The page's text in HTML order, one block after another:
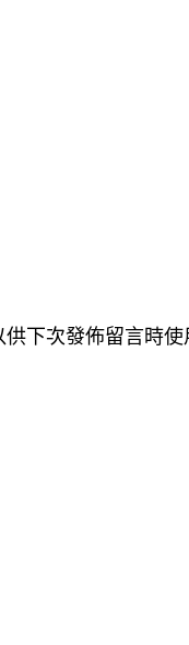
下次發佈留言時使